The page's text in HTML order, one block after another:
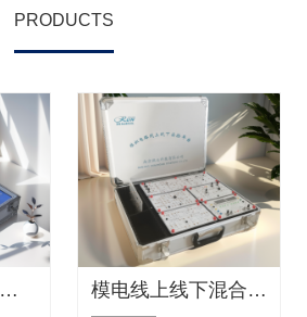
PRODUCTS
数字电路与EDA在线实验平台 RZ9658 型 模电线上线下混合实验平台 RZ9659 型